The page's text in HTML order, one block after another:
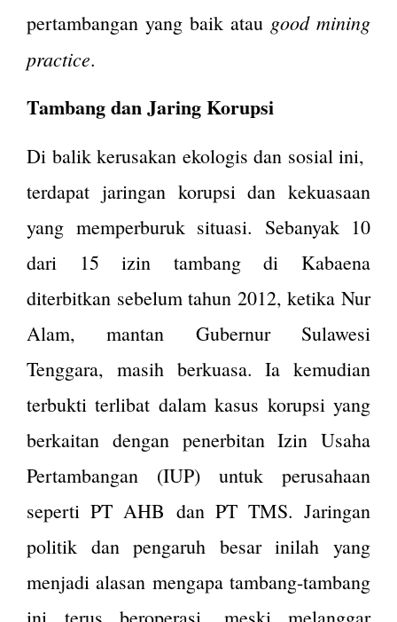
pertambangan yang baik atau good mining
practice.
Tambang dan Jaring Korupsi
Di balik kerusakan ekologis dan sosial ini,
terdapat jaringan korupsi dan kekuasaan
yang memperburuk situasi. Sebanyak 10
dari 15 izin tambang di Kabaena
diterbitkan sebelum tahun 2012, ketika Nur
Alam, mantan Gubernur Sulawesi
Tenggara, masih berkuasa. Ia kemudian
terbukti terlibat dalam kasus korupsi yang
berkaitan dengan penerbitan Izin Usaha
Pertambangan (IUP) untuk perusahaan
seperti PT AHB dan PT TMS. Jaringan
politik dan pengaruh besar inilah yang
menjadi alasan mengapa tambang-tambang
ini terus beroperasi, meski melanggar